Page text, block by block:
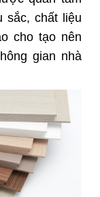
sắc, chất liệu
cho tạo nên
gian nhà